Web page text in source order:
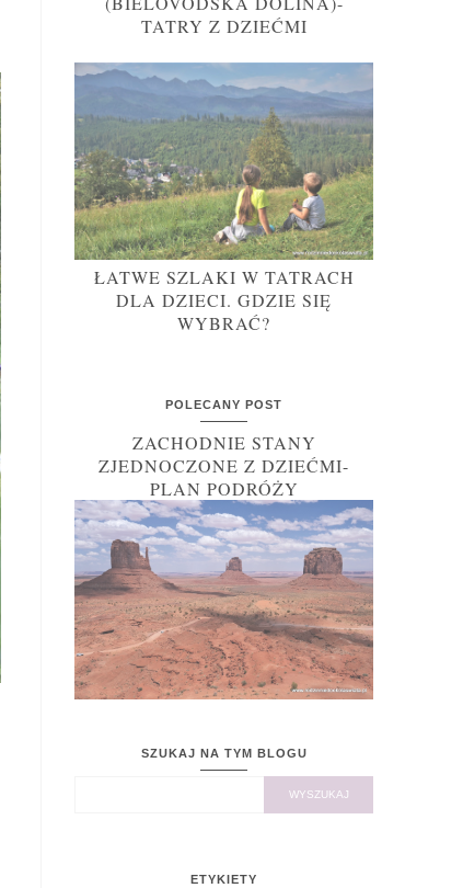
TATRY Z DZIEĆMI
ŁATWE SZLAKI W TATRACH
DLA DZIECI. GDZIE SIĘ
WYBRAĆ?
POLECANY POST
ZACHODNIE STANY
ZJEDNOCZONE Z DZIEĆMI-
PLAN PODRÓŻY
SZUKAJ NA TYM BLOGU
ETYKIETY